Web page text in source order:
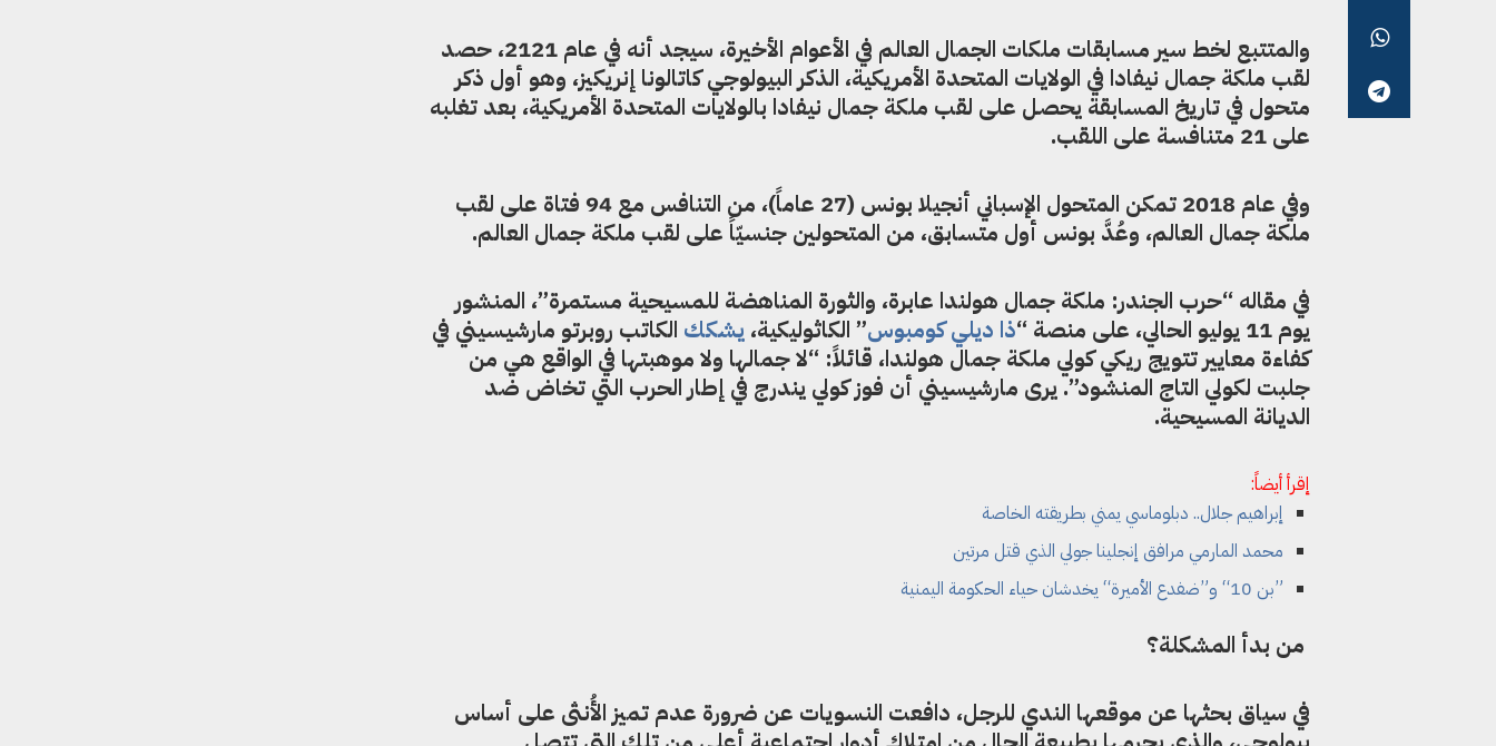
والمتتبع لخط سير مسابقات ملكات الجمال العالم في الأعوام الأخيرة، سيجد أنه في عام 2121، حصد
لقب ملكة جمال نيفادا في الولايات المتحدة الأمريكية، الذكر البيولوجي كاتالونا إنريكيز، وهو أول ذكر
متحول في تاريخ المسابقة يحصل على لقب ملكة جمال نيفادا بالولايات المتحدة الأمريكية، بعد تغلبه
على 21 متنافسة على اللقب.
وفي عام 2018 تمكن المتحول الإسباني أنجيلا بونس (27 عاماً)، من التنافس مع 94 فتاة على لقب
ملكة جمال العالم، وعُدَّ بونس أول متسابق، من المتحولين جنسيّاً على لقب ملكة جمال العالم.
في مقاله “حرب الجندر: ملكة جمال هولندا عابرة، والثورة المناهضة للمسيحية مستمرة”، المنشور
يوم 11 يوليو الحالي، على منصة “
ذا ديلي كومبوس” الكاثوليكية، يشكك الكاتب روبرتو مارشيسيني في
كفاءة معايير تتويج ريكي كولي ملكة جمال هولندا، قائلاً: “لا جمالها ولا موهبتها في الواقع هي من
جلبت لكولي التاج المنشود”. يرى مارشيسيني أن فوز كولي يندرج في إطار الحرب التي تخاض ضد
الديانة المسيحية.
إقرأ أيضاً:
إبراهيم جلال.. دبلوماسي يمني بطريقته الخاصة
محمد المارمي مرافق إنجلينا جولي الذي قتل مرتين
”بن 10“ و”ضفدع الأميرة“ يخدشان حياء الحكومة اليمنية
من بدأ المشكلة؟
في سياق بحثها عن موقعها الندي للرجل، دافعت النسويات عن ضرورة عدم تميز الأُنثى على أساس